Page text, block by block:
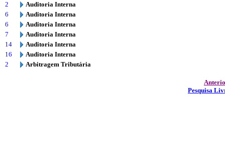
2
Auditoria Interna
6
Auditoria Interna
6
Auditoria Interna
7
Auditoria Interna
14
Auditoria Interna
16
Auditoria Interna
2
Arbitragem Tributária
Pesquisa